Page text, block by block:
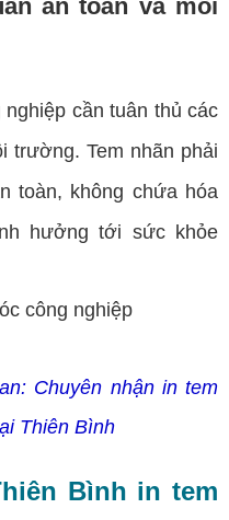
an toàn và môi
cần tuân thủ các
trường. Tem nhãn phải
toàn, không chứa hóa
hưởng tới sức khỏe
Chuyên nhận in tem
Thiên Bình
Bình in tem